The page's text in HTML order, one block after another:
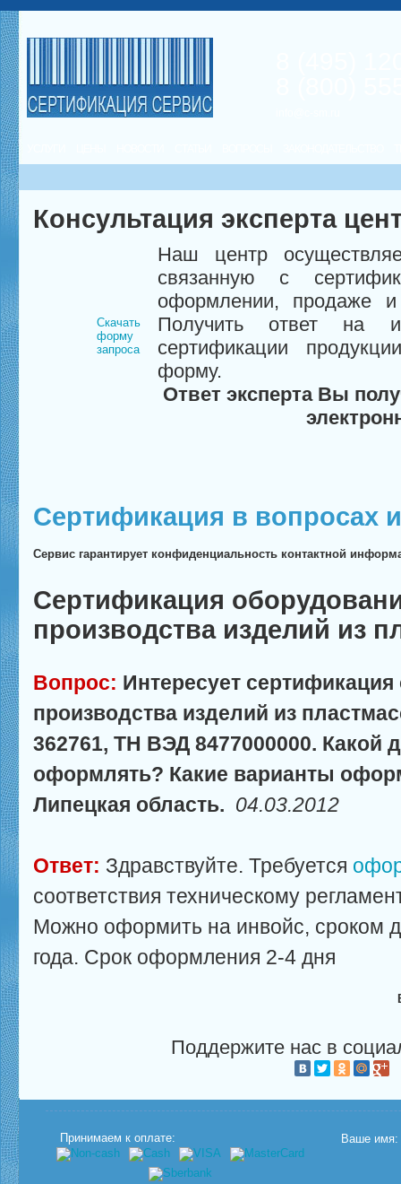
Консультация эксперта
Скачать
форму
запроса
Наш центр
связанную с
оформлении, продаже и
Получить ответ на
сертификации
форму.
Ответ эксперта Вы
Сертификация в вопросах
Сервис гарантирует конфиденциальность контактной
Сертификация
производства изделий из
Вопрос: Интересует
производства изделий из
362761, ТН ВЭД 8477000000. Какой
оформлять? Какие варианты
Липецкая область. 04.03.2012
Ответ: Здравствуйте. Требуется
соответствия техническому
Можно оформить на инвойс, сроком
года. Срок оформления 2-4 дня
Поддержите нас в
Принимаем к оплате: Ваше имя: